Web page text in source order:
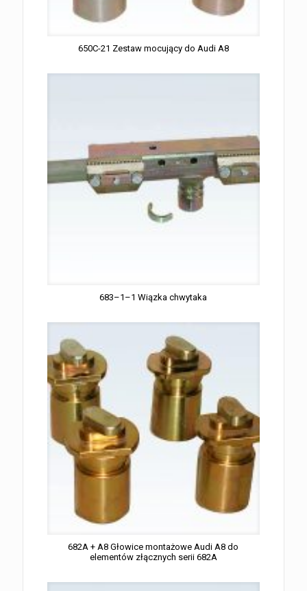
650C-21 Zestaw mocujący do Audi A8
683–1–1 Wiązka chwytaka
682A + A8 Głowice montażowe Audi A8 do
elementów złącznych serii 682A